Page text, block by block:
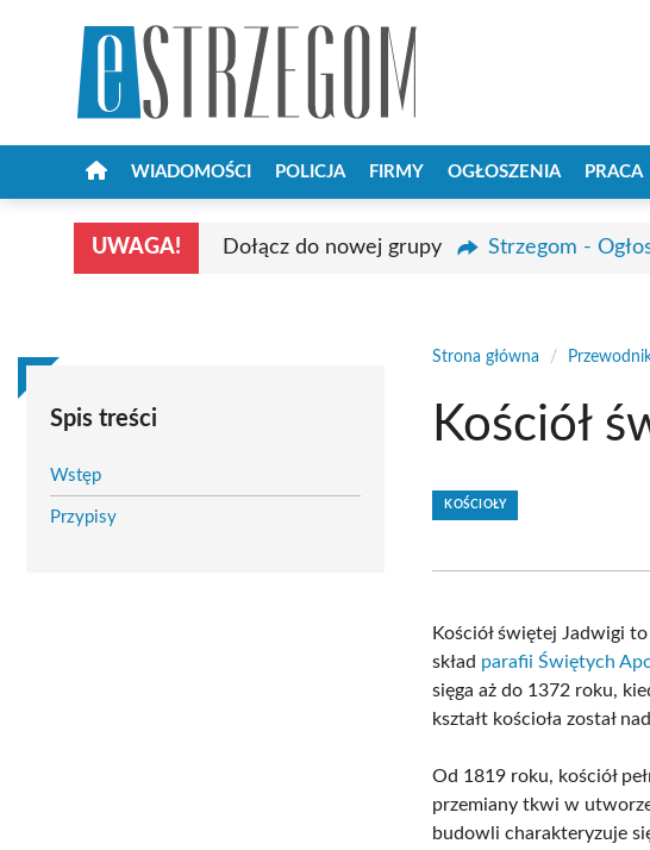
WIADOMOŚCI POLICJA FIRMY OGŁOSZENIA PRACA
UWAGA! Dołącz do nowej grupy Strzegom -
Spis treści
Wstęp
Przypisy
Strona główna /
Kościół
KOŚCIOŁY
Kościół świętej Jadwigi to
skład parafii Świętych
sięga aż do 1372 roku,
kształt kościoła został
Od 1819 roku, kościół
przemiany tkwi w
budowli charakteryzuje